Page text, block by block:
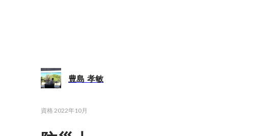
豊島 孝敏
資格 2022年10月